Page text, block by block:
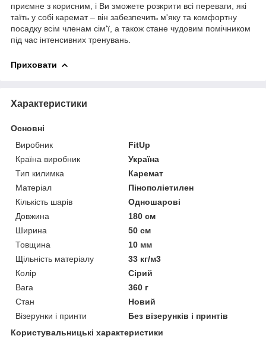
приємне з корисним, і Ви зможете розкрити всі переваги, які
таїть у собі каремат – він забезпечить м'яку та комфортну
посадку всім членам сім'ї, а також стане чудовим помічником
під час інтенсивних тренувань.
Приховати
Характеристики
Основні
Виробник
FitUp
Країна виробник
Україна
Тип килимка
Каремат
Матеріал
Пінополіетилен
Кількість шарів
Одношарові
Довжина
180 см
Ширина
50 см
Товщина
10 мм
Щільність матеріалу
33 кг/м3
Колір
Сірий
Вага
360 г
Стан
Новий
Візерунки і принти
Без візерунків і принтів
Користувальницькі характеристики